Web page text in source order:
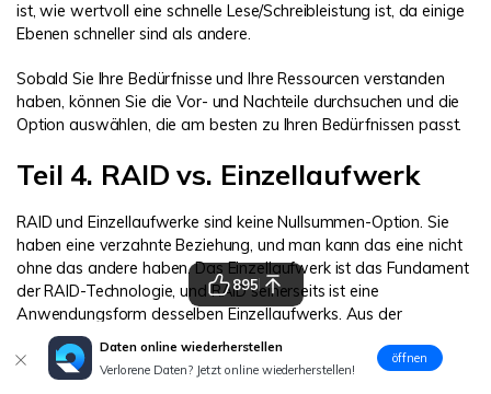
ist, wie wertvoll eine schnelle Lese/Schreibleistung ist, da einige
Ebenen schneller sind als andere.
Sobald Sie Ihre Bedürfnisse und Ihre Ressourcen verstanden
haben, können Sie die Vor- und Nachteile durchsuchen und die
Option auswählen, die am besten zu Ihren Bedürfnissen passt.
Teil 4. RAID vs. Einzellaufwerk
RAID und Einzellaufwerke sind keine Nullsummen-Option. Sie
haben eine verzahnte Beziehung, und man kann das eine nicht
ohne das andere haben. Das Einzellaufwerk ist das Fundament
der RAID-Technologie, und RAID seinerseits ist eine
Anwendungsform desselben Einzellaufwerks. Aus der
Perspektive des Endnutzers scheint es keinen Unterschied zu
geben, da das Betriebssystem den Speicherverbund wie ein
einzelnes Laufwerk behandelt. Tatsächlich kann man sogar
Daten online wiederherstellen
Verlorene Daten? Jetzt online wiederherstellen!
öffnen
895